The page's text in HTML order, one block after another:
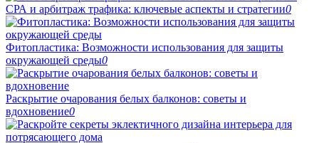
СРА и арбитраж трафика: ключевые аспекты и стратегии0
Фитопластика: Возможности использования для защиты
окружающей среды0
Раскрытие очарования белых балконов: советы и
вдохновение0